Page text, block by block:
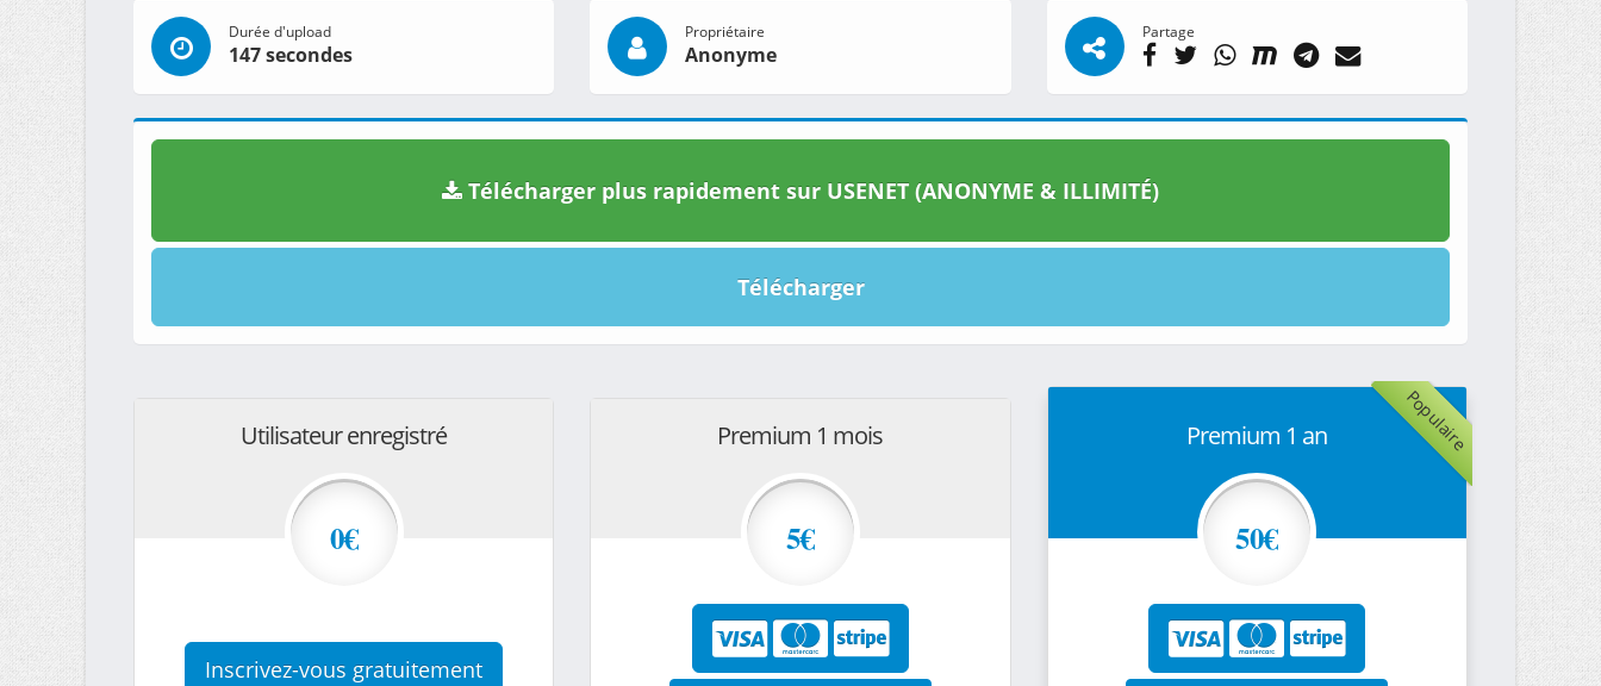
Durée d'upload
147 secondes
Propriétaire
Anonyme
Partage
Télécharger plus rapidement sur USENET (ANONYME & ILLIMITÉ)
Télécharger
Utilisateur enregistré
0€
Inscrivez-vous gratuitement
Premium 1 mois
5€
Populaire
Premium 1 an
50€